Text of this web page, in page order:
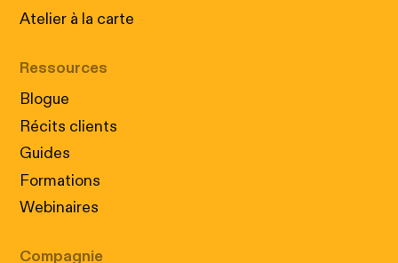
Cookies : Nos petits assistants
numériques!
Nous utilisons des cookies pour que votre visite
sur notre site soit non seulement informative,
mais aussi parfaitement adaptée à vos besoins.
Acceptez nos cookies conformément à
personnalisée.
Atelier à la carte
Ressources
Blogue
Récits clients
Guides
Formations
Webinaires
Compagnie